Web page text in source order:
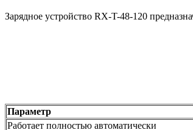
Зарядное устройство RX-T-48-120
Параметр
Работает полностью автоматически